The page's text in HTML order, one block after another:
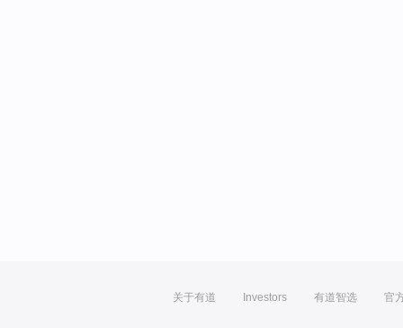
关于有道 Investors 有道智选 官